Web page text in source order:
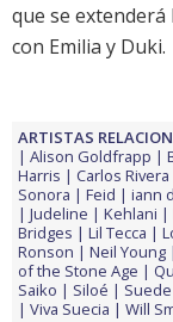
que se extenderá
con Emilia y Duki.
ARTISTAS
Alison Goldfrapp
Harris
Carlos Rivera
Sonora
Feid iann
Judeline
Kehlani
Bridges
Lil Tecca
Ronson
Neil Young
of the Stone Age
Saiko
Siloé Suede
Viva Suecia
Will